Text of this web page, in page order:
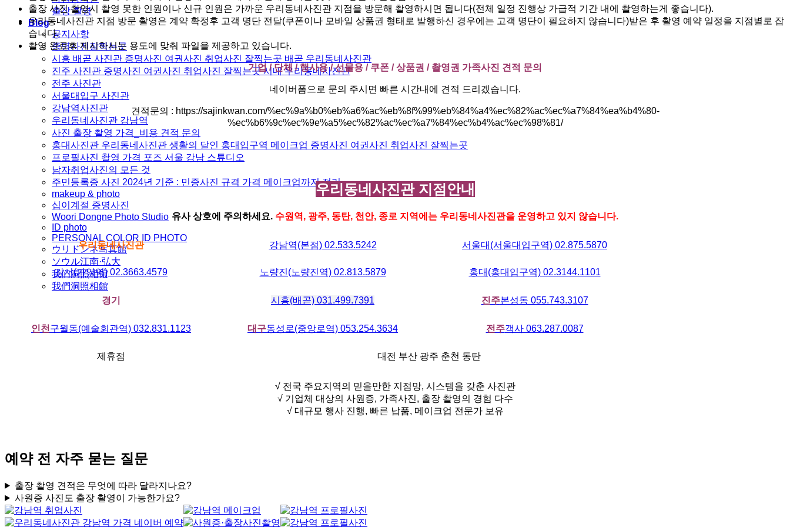
출장 촬영
Blog
공지사항
증명사진잘찍는곳
시흥 배곧 사진관 증명사진 여권사진 취업사진 잘찍는곳 배곧 우리동네사진관
진주 사진관 증명사진 여권사진 취업사진 잘찍는곳 시내 우리동네사진관
전주 사진관
서울대입구 사진관
강남역사진관
우리동네사진관 강남역
사진 출장 촬영 가격_비용 견적 문의
홍대사진관 우리동네사진관 생활의 달인 홍대입구역 메이크업 증명사진 여권사진 취업사진 잘찍는곳
프로필사진 촬영 가격 포즈 서울 강남 스튜디오
남자취업사진의 모든 것
주민등록증 사진 2024년 기준 : 민증사진 규격 가격 메이크업까지 정리
makeup & photo
십이계절 증명사진
Woori Dongne Photo Studio
ID photo
PERSONAL COLOR ID PHOTO
ウリドンネ写真館
ソウル江南·弘大
我们洞照相馆
我們洞照相館
출장 사진 촬영시 촬영 못한 인원이나 신규 인원은 가까운 우리동네사진관 지점을 방문해 촬영하시면 됩니다(전체 일정 진행상 가급적 기간 내에 촬영하는게 좋습니다).
우리동네사진관 지점 방문 촬영은 계약 확정후 고객 명단 전달(쿠폰이나 모바일 상품권 형태로 발행하신 경우에는 고객 명단이 필요하지 않습니다)받은 후 촬영 예약 일정을 지점별로 잡
습니다.
촬영 완료후 제시하시는 용도에 맞춰 파일을 제공하고 있습니다.
기업 / 단체 / 행사용 / 선물용 / 쿠폰 / 상품권 / 촬영권 가족사진 견적 문의
네이버폼으로 문의 주시면 빠른 시간내에 견적 드리겠습니다.
견적문의 : https://sajinkwan.com/%ec%9a%b0%eb%a6%ac%eb%8f%99%eb%84%a4%ec%82%ac%ec%a7%84%ea%b4%80-
%ec%b6%9c%ec%9e%a5%ec%82%ac%ec%a7%84%ec%b4%ac%ec%98%81/
우리동네사진관 지점안내
유사 상호에 주의하세요. 수원역, 광주, 동탄, 천안, 종로 지역에는 우리동네사진관을 운영하고 있지 않습니다.
우리동네사진관 강남역(본점) 02.533.5242 서울대(서울대입구역) 02.875.5870
강서(가양역) 02.3663.4579 노량진(노량진역) 02.813.5879 홍대(홍대입구역) 02.3144.1101
경기 시흥(배곧) 031.499.7391 진주본성동 055.743.3107
인천 구월동(예술회관역) 032.831.1123 대구동성로(중앙로역) 053.254.3634 전주객사 063.287.0087
제휴점 대전 부산 광주 춘천 동탄
√ 전국 주요지역의 믿을만한 지점망, 시스템을 갖춘 사진관
√ 기업체 대상의 사원증, 가족사진, 출장 촬영의 경험 다수
√ 대규모 행사 진행, 빠른 납품, 메이크업 전문가 보유
예약 전 자주 묻는 질문
출장 촬영 견적은 무엇에 따라 달라지나요?
사원증 사진도 출장 촬영이 가능한가요?